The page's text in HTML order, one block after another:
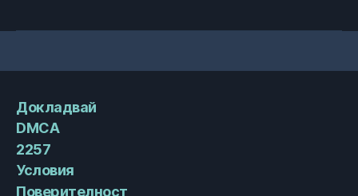
Докладвай
DMCA
2257
Условия
Поверителност